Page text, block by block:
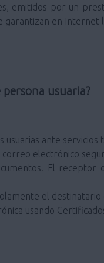
emitidos por un
garantizan en Internet
usuaria?
ante servicios
electrónico
El
el
usando